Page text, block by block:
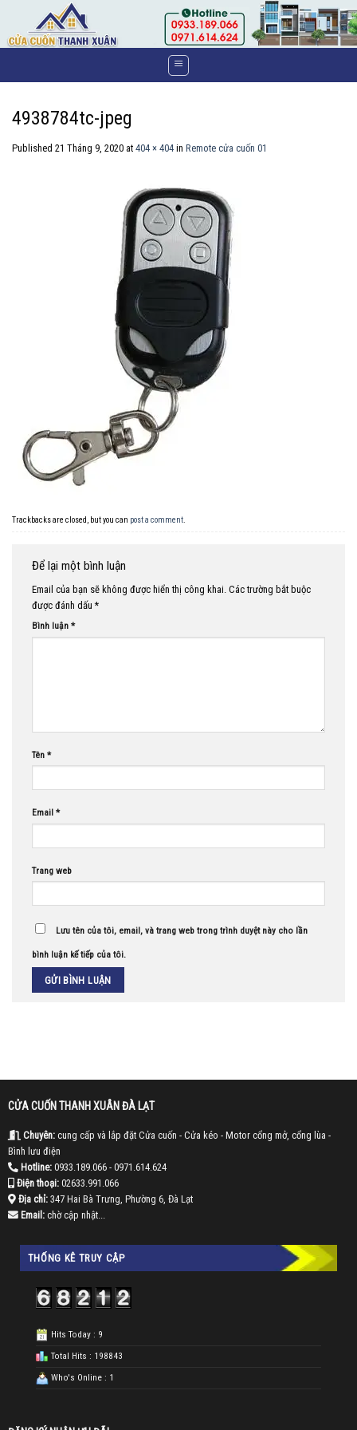
content
4938784tc-jpeg
Published 21 Tháng 9, 2020 at 404 × 404 in Remote cửa cuốn 01
Trackbacks are closed, but you can post a comment.
Để lại một bình luận
Email của bạn sẽ không được hiển thị công khai. Các trường bắt buộc
được đánh dấu*
Bình luận *
Tên *
Email *
Trang web
Lưu tên của tôi, email, và trang web trong trình duyệt này cho lần
bình luận kế tiếp của tôi.
CỬA CUỐN THANH XUÂN ĐÀ LẠT
Chuyên:cung cấp và lắp đặt Cửa cuốn - Cửa kéo - Motor cổng mở, cổng lùa -
Bình lưu điện
Hotline: 0933.189.066- 0971.614.624
Điện thoại:02633.991.066
Địa chỉ:347 Hai Bà Trưng, Phường 6, Đà Lạt
Email:chờ cập nhật...
THỐNG KÊ TRUY CẬP
Hits Today : 9
Total Hits : 198843
Who's Online : 1